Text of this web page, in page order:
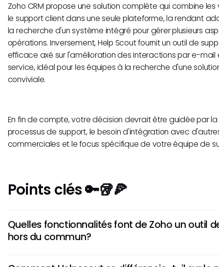
Zoho CRM propose une solution complète qui combine
le support client dans une seule plateforme, la rendant
la recherche d'un système intégré pour gérer plusieurs
opérations. Inversement, Help Scout fournit un outil de
efficace axé sur l'amélioration des interactions par e-mail
service, idéal pour les équipes à la recherche d'une
conviviale.
En fin de compte, votre décision devrait être guidée par
processus de support, le besoin d'intégration avec
commerciales et le focus spécifique de votre équipe de
Points clés 🔑🥡🍕
Quelles fonctionnalités font de Zoho un outil
hors du commun?